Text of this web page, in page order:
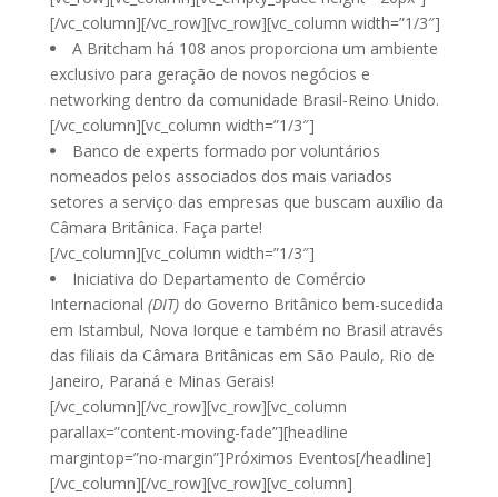
[/vc_column][/vc_row][vc_row][vc_column width=”1/3″]
A Britcham há 108 anos proporciona um ambiente
exclusivo para geração de novos negócios e
networking dentro da comunidade Brasil-Reino Unido.
[/vc_column][vc_column width=”1/3″]
Banco de experts formado por voluntários
nomeados pelos associados dos mais variados
setores a serviço das empresas que buscam auxílio da
Câmara Britânica. Faça parte!
[/vc_column][vc_column width=”1/3″]
Iniciativa do Departamento de Comércio
Internacional (DIT)do Governo Britânico bem-sucedida
em Istambul, Nova Iorque e também no Brasil através
das filiais da Câmara Britânicas em São Paulo, Rio de
Janeiro, Paraná e Minas Gerais!
[/vc_column][/vc_row][vc_row][vc_column
parallax=”content-moving-fade”][headline
margintop=”no-margin”]Próximos Eventos[/headline]
[/vc_column][/vc_row][vc_row][vc_column]